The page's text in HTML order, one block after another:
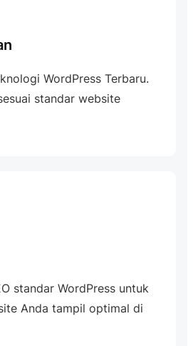
WordPress Terbaru.
standar website
standar WordPress untuk
Anda tampil optimal di